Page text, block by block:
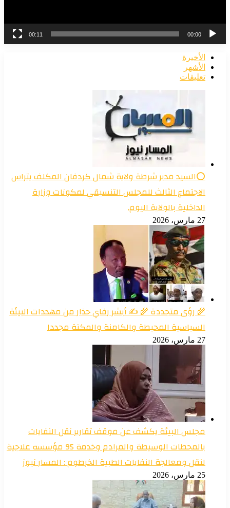
00:00
00:11
الأخيرة
الأشهر
تعليقات
⭕السيد مدير شرطة ولاية شمال كردفان المكلف يتراس
الاجتماع الثالث للمجلس التنسيقي لمكونات وزارة
الداخلية بالولاية اليوم.
27 مارس، 2026
🌾 رؤى متجددة 🌾 ✍️ أبشر رفاي حذار من مهددات البيئة
السياسية المحيطة والكامنة والمكنة مجددا
27 مارس، 2026
مجلس البيئة يكشف عن موقف تقارير نقل النفايات
بالمحطات الوسيطة والمرادم وخدمة 95 مؤسسه علاجية
لنقل ومعالجة النفايات الطبية الخرطوم : المسار نيوز
25 مارس، 2026